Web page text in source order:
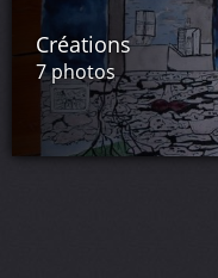
Créations
7 photos